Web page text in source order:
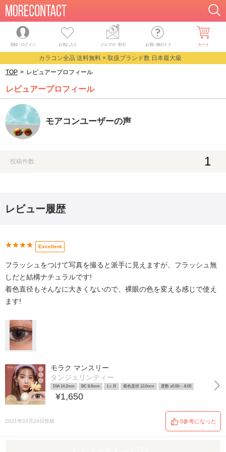
登録・ログイン お気に入り メルマガ・割引 お買い物ガイド カート
カラコン全品 送料無料 × 取扱ブランド数 日本最大級
TOP > レビュアープロフィール
レビュアープロフィール
モアコンユーザーの声
投稿件数 1
レビュー履歴
★★★★ Excellent
フラッシュをつけて写真を撮ると派手に見えますが、フラッシュ無
しだと結構ナチュラルです!
着色直径もそんなに大きくないので、裸眼の色を変える感じで使え
ます!
モラク マンスリー
タンジェリンティー
DIA 14.2mm BC 8.6mm 1ヶ月 着色直径 13.0mm 度数 ±0.00~ -8.00
¥1,650
2021年03月24日投稿 0参考になった